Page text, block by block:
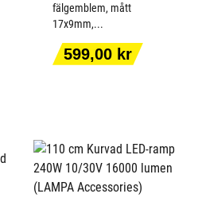
fälgemblem, mått
17x9mm,...
Pris
599,00 kr
LÄGG TILL I
VARUKORGEN